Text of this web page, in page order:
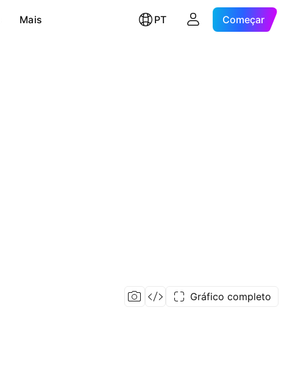
Mais PT Começar
Gráfico completo